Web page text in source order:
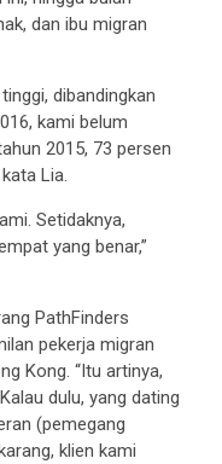
dan ibu migran
dibandingkan
kami belum
2015, 73 persen
Lia.
Setidaknya,
yang benar,”
PathFinders
pekerja migran
Kong. “Itu artinya,
dulu, yang dating
(pemegang
klien kami